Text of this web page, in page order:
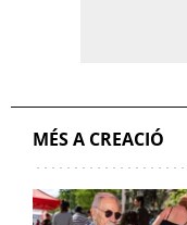
MÉS A CREACIÓ